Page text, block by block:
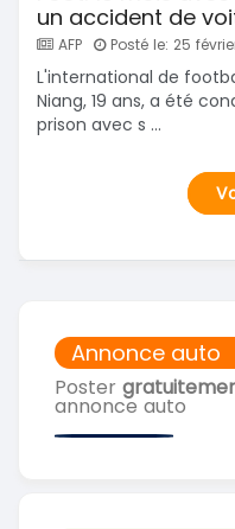
Annonce auto
Poster
annonce auto
un accident de
AFP Posté le: 25
L'international de
Niang, 19 ans, a été
prison avec s ...